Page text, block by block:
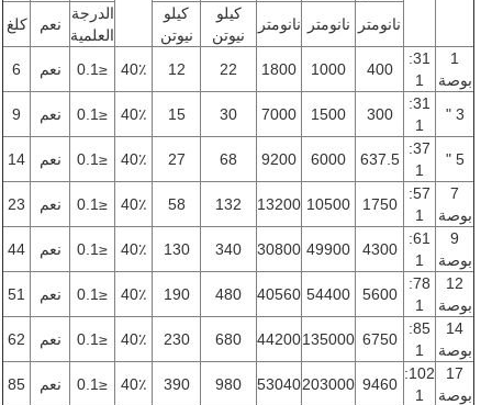
نانومتر نانومتر نانومتر
كيلو
نيوتن
كيلو
نيوتن
الدرجة
العلمية
نعم
كلغ
بوصة
31:
400
1000
1800
22
12 40٪ ≤0.1 نعم
3 "
31:
300
1500
7000
30
15 40٪ ≤0.1 نعم
5 "
37:
637.5
6000
9200
68
27 40٪ ≤0.1 نعم
14
بوصة
57:
1750
10500
13200
132
58 40٪ ≤0.1 نعم
23
بوصة
61:
4300
49900
30800
340
130 40٪ ≤0.1 نعم
44
12
بوصة
78:
5600
54400
40560
480
190 40٪ ≤0.1 نعم
51
14
بوصة
85:
6750
135000
44200
680
230 40٪ ≤0.1 نعم
62
17
بوصة
102:
9460
203000
53040
980
390 40٪ ≤0.1 نعم
85